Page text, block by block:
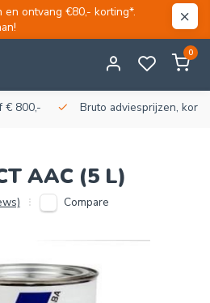
en ontvang €80,- korting*.
0
€ 800,- Bruto adviesprijzen,
AAC (5 L)
Compare